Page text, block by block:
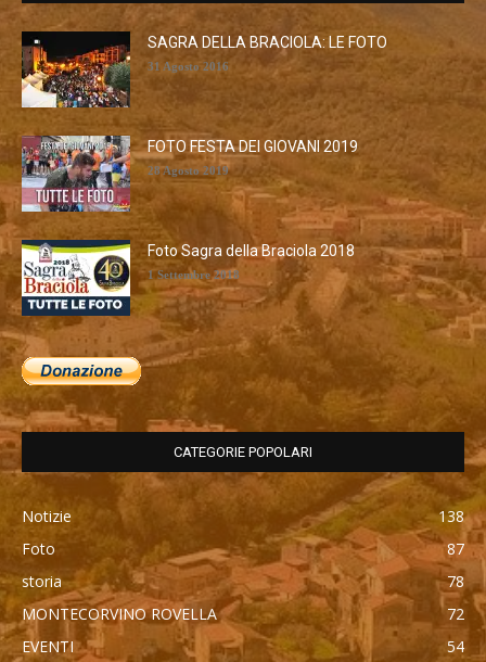
SAGRA DELLA BRACIOLA: LE FOTO
31 Agosto 2016
FOTO FESTA DEI GIOVANI 2019
28 Agosto 2019
Foto Sagra della Braciola 2018
1 Settembre 2018
CATEGORIE POPOLARI
Notizie
138
Foto
87
storia
78
MONTECORVINO ROVELLA
72
EVENTI
54